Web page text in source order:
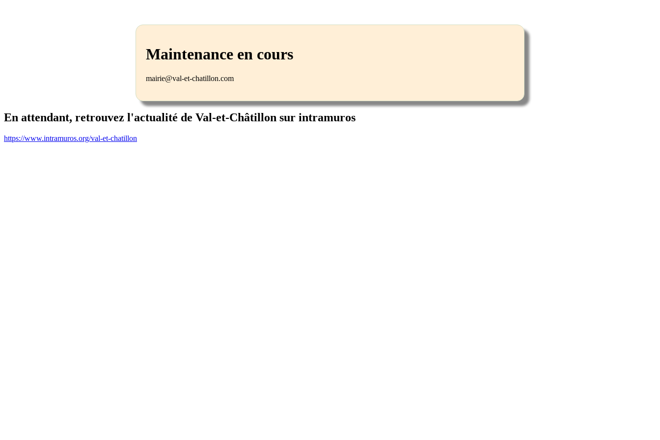
Maintenance en cours
mairie@val-et-chatillon.com
En attendant, retrouvez l'actualité de Val-et-Châtillon sur intramuros
https://www.intramuros.org/val-et-chatillon